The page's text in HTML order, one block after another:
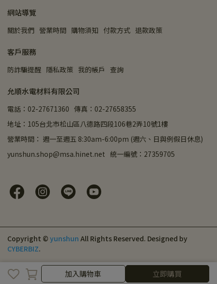
取消 完成
加入購物車 立即購買
網站導覽
關於我們 營業時間 購物須知 付款方式 退款政策
客戶服務
防詐騙提醒 隱私政策 我的帳戶 查詢
允順水電材料有限公司
電話：02-27671360 傳真：02-27658355
地址：105台北市松山區八德路四段106巷2弄10號1樓
營業時間： 週一至週五 8:30am-6:00pm (週六、日與例假日休息)
yunshun.shop@msa.hinet.net 統一編號：27359705
Copyright © yunshun All Rights Reserved. Designed by
CYBERBIZ.